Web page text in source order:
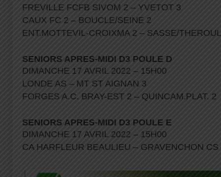
FREVILLE FCFB SIVOM 2 – YVETOT 3
CAUX FC 2 – BOUCLE/SEINE 2
ENT.MOTTEVIL-CROIXMA 2 – SASSE/
SENIORS APRES-MIDI D3 POULE D
DIMANCHE 17 AVRIL 2022 – 15H00
LONDE AS – MT ST AIGNAN 3
FORGES A.C. BRAY-EST 2 – QUINCAM.PLAT. 2
SENIORS APRES-MIDI D3 POULE E
DIMANCHE 17 AVRIL 2022 – 15H00
CA HARFLEUR BEAULIEU – GRAVENCHON